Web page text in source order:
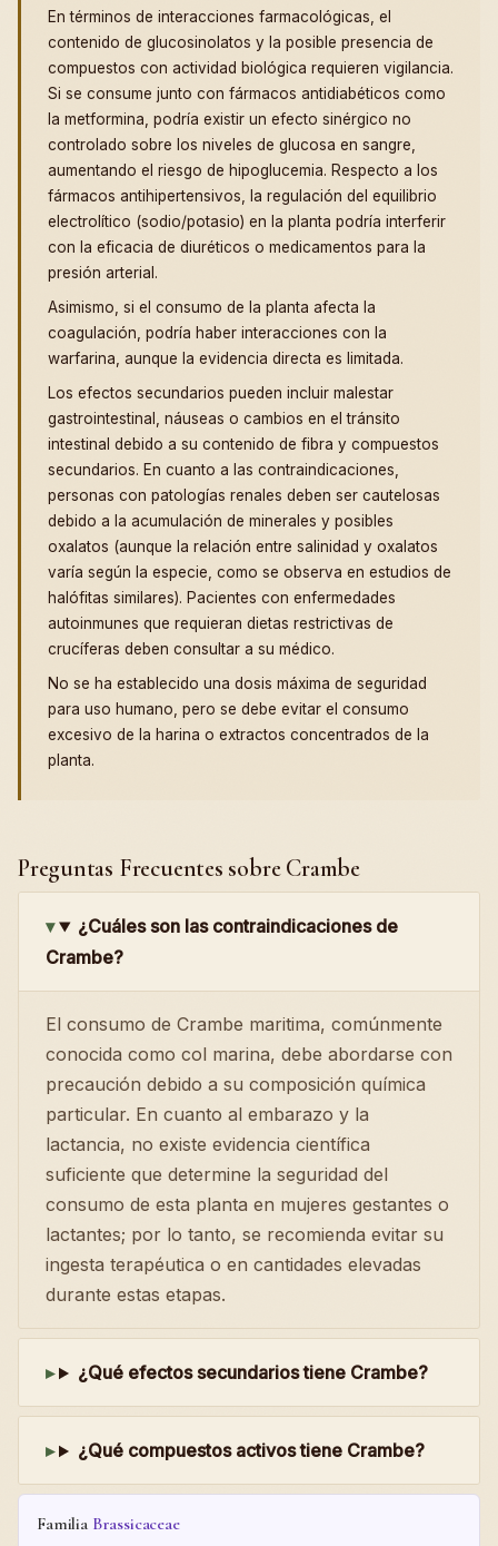
En términos de interacciones farmacológicas, el
contenido de glucosinolatos y la posible presencia de
compuestos con actividad biológica requieren vigilancia.
Si se consume junto con fármacos antidiabéticos como
la metformina, podría existir un efecto sinérgico no
controlado sobre los niveles de glucosa en sangre,
aumentando el riesgo de hipoglucemia. Respecto a los
fármacos antihipertensivos, la regulación del equilibrio
electrolítico (sodio/potasio) en la planta podría interferir
con la eficacia de diuréticos o medicamentos para la
presión arterial.
Asimismo, si el consumo de la planta afecta la
coagulación, podría haber interacciones con la
warfarina, aunque la evidencia directa es limitada.
Los efectos secundarios pueden incluir malestar
gastrointestinal, náuseas o cambios en el tránsito
intestinal debido a su contenido de fibra y compuestos
secundarios. En cuanto a las contraindicaciones,
personas con patologías renales deben ser cautelosas
debido a la acumulación de minerales y posibles
oxalatos (aunque la relación entre salinidad y oxalatos
varía según la especie, como se observa en estudios de
halófitas similares). Pacientes con enfermedades
autoinmunes que requieran dietas restrictivas de
crucíferas deben consultar a su médico.
No se ha establecido una dosis máxima de seguridad
para uso humano, pero se debe evitar el consumo
excesivo de la harina o extractos concentrados de la
planta.
Preguntas Frecuentes sobre Crambe
¿Cuáles son las contraindicaciones de
Crambe?
El consumo de Crambe maritima, comúnmente
conocida como col marina, debe abordarse con
precaución debido a su composición química
particular. En cuanto al embarazo y la
lactancia, no existe evidencia científica
suficiente que determine la seguridad del
consumo de esta planta en mujeres gestantes o
lactantes; por lo tanto, se recomienda evitar su
ingesta terapéutica o en cantidades elevadas
durante estas etapas.
¿Qué efectos secundarios tiene Crambe?
¿Qué compuestos activos tiene Crambe?
Familia Brassicaceae